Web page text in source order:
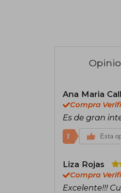
Ana Maria
Compra
Es de gran
1 Esta
Liza Rojas
Compra
Excelente!!!